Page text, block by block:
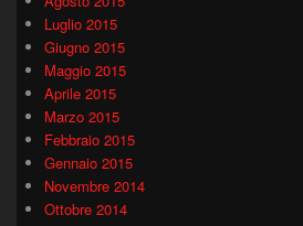
Luglio 2015
Giugno 2015
Maggio 2015
Aprile 2015
Marzo 2015
Febbraio 2015
Gennaio 2015
Novembre 2014
Ottobre 2014